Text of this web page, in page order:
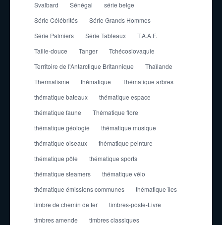
Svalbard
Sénégal
série belge
Série Célébrités
Série Grands Hommes
Série Palmiers
Série Tableaux
T.A.A.F.
Taille-douce
Tanger
Tchécoslovaquie
Territoire de l'Antarctique Britannique
Thaïlande
Thermalisme
thématique
Thématique arbres
thématique bateaux
thématique espace
thématique faune
Thématique flore
thématique géologie
thématique musique
thématique oiseaux
thématique peinture
thématique pôle
thématique sports
thématique steamers
thématique vélo
thématique émissions communes
thématique îles
timbre de chemin de fer
timbres-poste-Livre
timbres amende
timbres classiques